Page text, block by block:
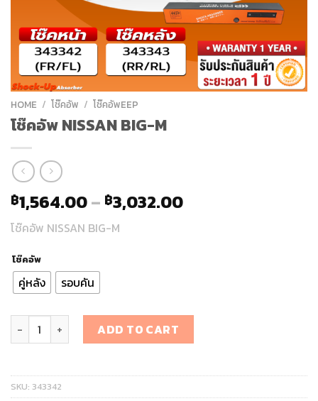
HOME / โช๊คอัพ / โช๊คอัพEEP
โช๊คอัพ NISSAN BIG-M
฿1,564.00– ฿3,032.00
โช๊คอัพ NISSAN BIG-M
โช๊คอัพ
คู่หลัง รอบคัน
โช๊คอัพ NISSAN BIG-M quantity
ADD TO CART
SKU: 343342